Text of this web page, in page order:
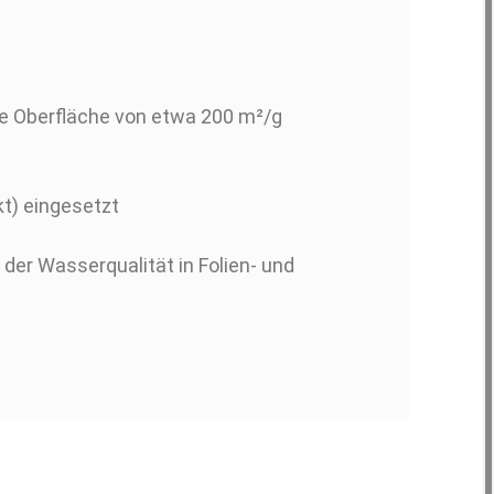
Oberfläche von etwa 200 m²/g
eingesetzt
Wasserqualität in Folien- und